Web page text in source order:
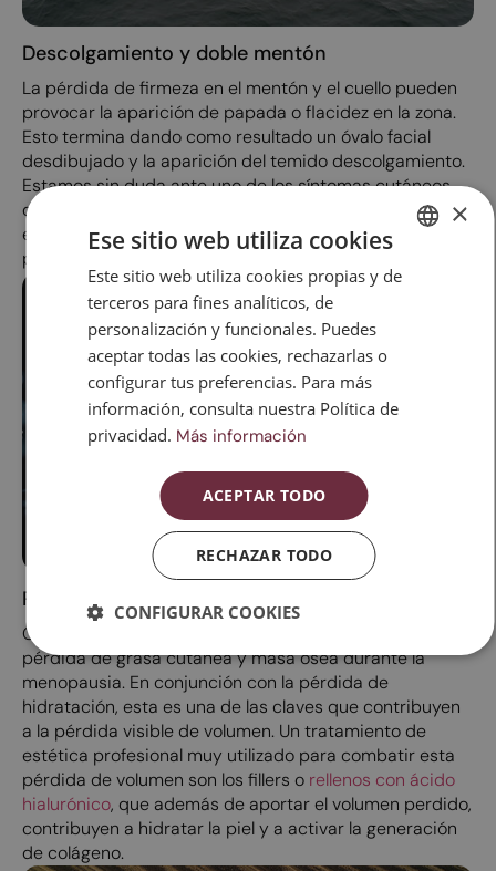
Descolgamiento y doble mentón
La pérdida de firmeza en el mentón y el cuello pueden
provocar la aparición de papada o flacidez en la zona.
Esto termina dando como resultado un óvalo facial
desdibujado y la aparición del temido descolgamiento.
Estamos sin duda ante uno de los síntomas cutáneos
que más preocupan a las mujeres al llegar a la mediana
edad, y está directamente relacionado con la menor
producción de colágeno y elastina.
Pérdida de volumen
Otro factor que contribuye al descolgamiento es la
pérdida de grasa cutánea y masa ósea durante la
menopausia. En conjunción con la pérdida de
hidratación, esta es una de las claves que contribuyen
a la pérdida visible de volumen. Un tratamiento de
estética profesional muy utilizado para combatir esta
pérdida de volumen son los fillers o rellenos con ácido
hialurónico, que además de aportar el volumen perdido,
contribuyen a hidratar la piel y a activar la generación
de colágeno.
SPANISH
×
Ese sitio web utiliza cookies
Este sitio web utiliza cookies propias y de
terceros para fines analíticos, de
personalización y funcionales. Puedes
aceptar todas las cookies, rechazarlas o
configurar tus preferencias. Para más
información, consulta nuestra Política de
privacidad. Más información
ACEPTAR TODO
RECHAZAR TODO
CONFIGURAR COOKIES